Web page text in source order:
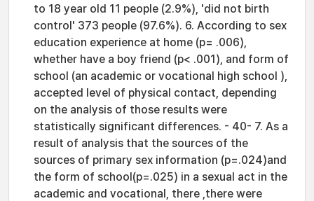
to 18 year old 11 people (2.9%), 'did not birth
control' 373 people (97.6%). 6. According to sex
education experience at home (p= .006),
whether have a boy friend (p< .001), and form of
school (an academic or vocational high school ),
accepted level of physical contact, depending
on the analysis of those results were
statistically significant differences. - 40- 7. As a
result of analysis that the sources of the
sources of primary sex information (p=.024)and
the form of school(p=.025) in a sexual act in the
academic and vocational, there ,there were